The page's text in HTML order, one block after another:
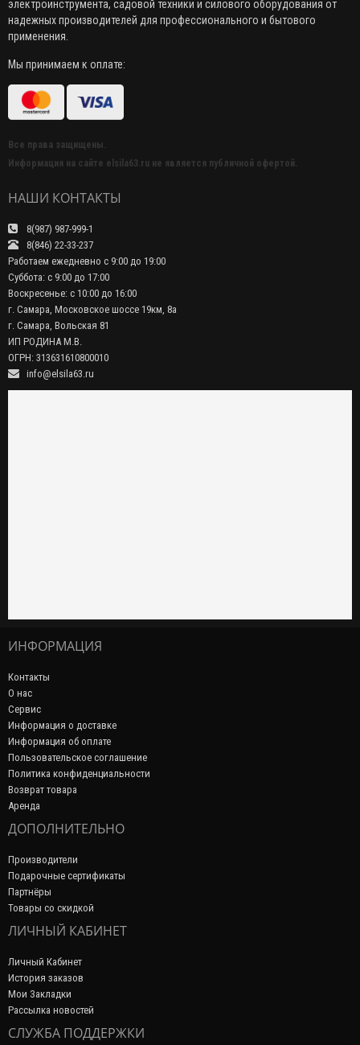
электроинструмента, садовой техники и силового оборудования от
надежных производителей для профессионального и бытового
применения.
Мы принимаем к оплате:
Все права защищены.
Информация на сайте elsila63.ru не является публичной офертой.
НАШИ КОНТАКТЫ
8(987) 987-999-1
8(846) 22-33-237
Работаем ежедневно с 9:00 до 19:00
Суббота: с 9:00 до 17:00
Воскресенье: с 10:00 до 16:00
г. Самара, Московское шоссе 19км, 8а
г. Самара, Вольская 81
ИП РОДИНА М.В.
ОГРН: 313631610800010
info@elsila63.ru
ИНФОРМАЦИЯ
Контакты
О нас
Сервис
Информация о доставке
Информация об оплате
Пользовательское соглашение
Политика конфиденциальности
Возврат товара
Аренда
ДОПОЛНИТЕЛЬНО
Производители
Подарочные сертификаты
Партнёры
Товары со скидкой
ЛИЧНЫЙ КАБИНЕТ
Личный Кабинет
История заказов
Мои Закладки
Рассылка новостей
СЛУЖБА ПОДДЕРЖКИ